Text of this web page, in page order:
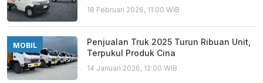
18 Februari 2026, 11:00 WIB
MOBIL
Penjualan Truk 2025 Turun Ribuan Unit,
Terpukul Produk Cina
14 Januari 2026, 12:00 WIB